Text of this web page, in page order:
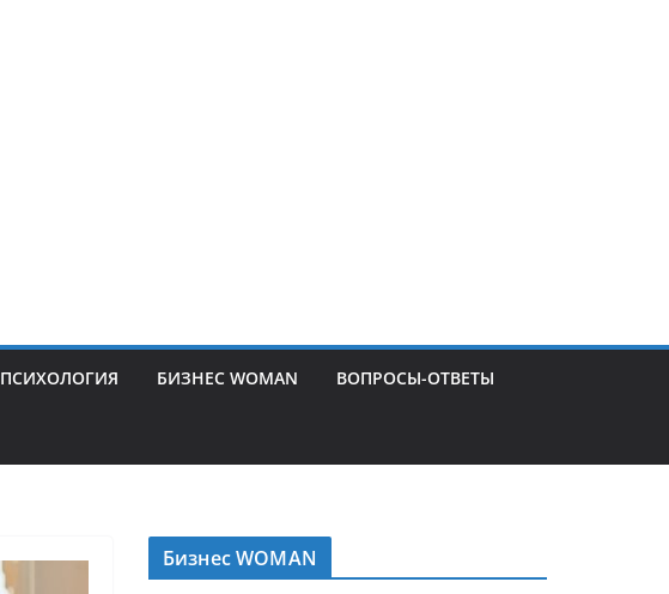
ПСИХОЛОГИЯ БИЗНЕС WOMAN ВОПРОСЫ-ОТВЕТЫ
Бизнес WOMAN